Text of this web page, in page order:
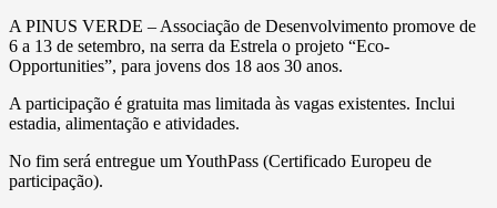
A PINUS VERDE – Associação de Desenvolvimento promove de
6 a 13 de setembro, na serra da Estrela o projeto “Eco-
Opportunities”, para jovens dos 18 aos 30 anos.
A participação é gratuita mas limitada às vagas existentes. Inclui
estadia, alimentação e atividades.
No fim será entregue um YouthPass (Certificado Europeu de
participação).